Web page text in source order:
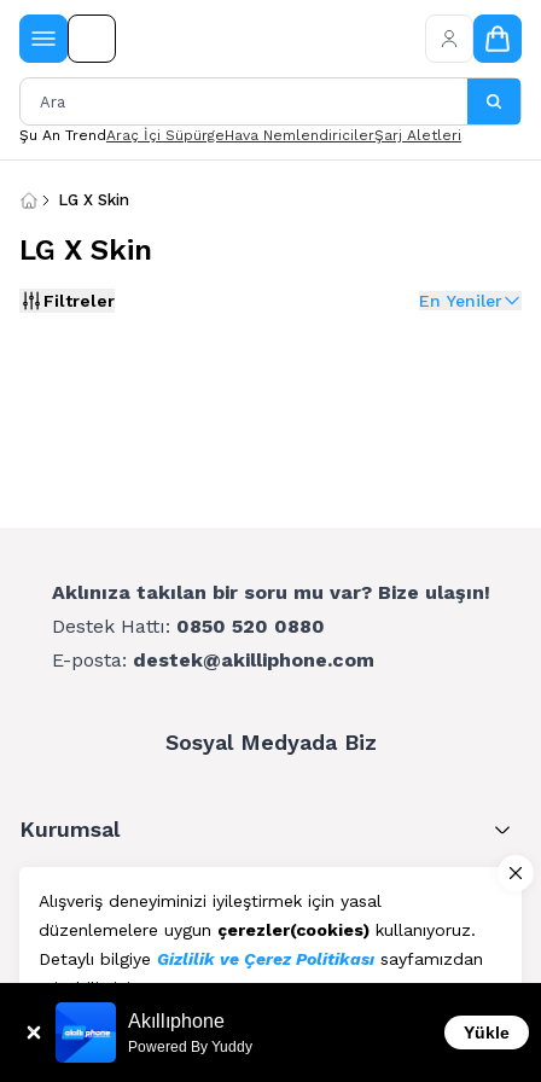
Alışveriş deneyiminizi iyileştirmek için yasal
düzenlemelere uygun çerezler(cookies) kullanıyoruz.
Detaylı bilgiye Gizlilik ve Çerez Politikası sayfamızdan
erişebilirsiniz.
Kabul Et
Şu An TrendAraç İçi SüpürgeHava NemlendiricilerŞarj Aletleri
LG X Skin
LG X Skin
Filtreler En Yeniler
Aklınıza takılan bir soru mu var? Bize ulaşın!
Destek Hattı: 0850 520 0880
E-posta: destek@akilliphone.com
Sosyal Medyada Biz
Kurumsal
Müşteri Hizmetleri
Üyelik
Blog Akıllıphone
Powered By Yuddy
Yükle